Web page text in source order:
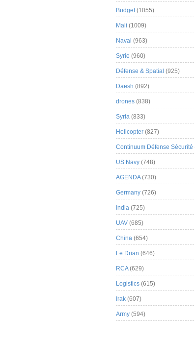
Budget(1055)
Mali (1009)
Naval (963)
Syrie (960)
Défense & Spatial (925)
Daesh (892)
drones (838)
Syria (833)
Helicopter (827)
Continuum Défense Sécurité
US Navy (748)
AGENDA(730)
Germany (726)
India (725)
UAV (685)
China (654)
Le Drian (646)
RCA(629)
Logistics (615)
Irak (607)
Army (594)